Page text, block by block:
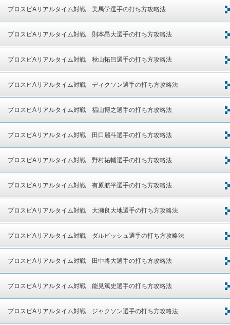
プロスピAリアルタイム対戦 美馬学選手の打ち方攻略法
プロスピAリアルタイム対戦 則本昂大選手の打ち方攻略法
プロスピAリアルタイム対戦 秋山拓巳選手の打ち方攻略法
プロスピAリアルタイム対戦 ディクソン選手の打ち方攻略法
プロスピAリアルタイム対戦 福山博之選手の打ち方攻略法
プロスピAリアルタイム対戦 田口麗斗選手の打ち方攻略法
プロスピAリアルタイム対戦 野村祐輔選手の打ち方攻略法
プロスピAリアルタイム対戦 有原航平選手の打ち方攻略法
プロスピAリアルタイム対戦 大瀬良大地選手の打ち方攻略法
プロスピAリアルタイム対戦 ダルビッシュ選手の打ち方攻略法
プロスピAリアルタイム対戦 田中将大選手の打ち方攻略法
プロスピAリアルタイム対戦 能見篤史選手の打ち方攻略法
プロスピAリアルタイム対戦 ジャクソン選手の打ち方攻略法